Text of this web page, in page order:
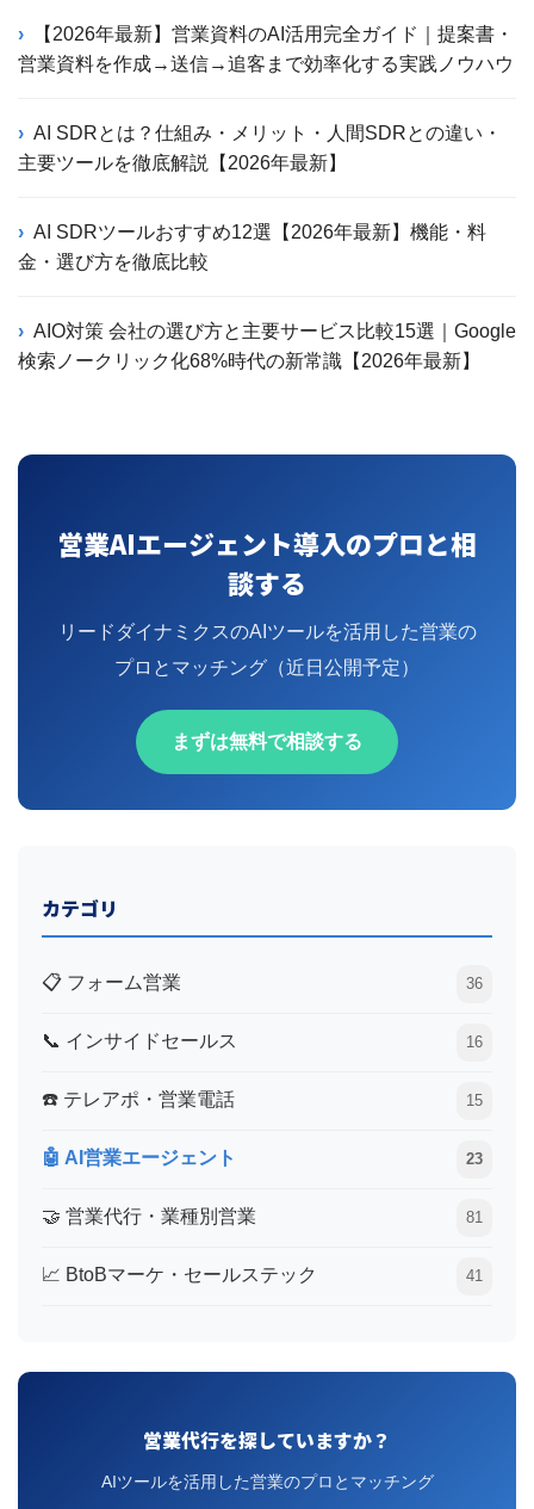
【2026年最新】営業資料のAI活用完全ガイド｜提案書・
営業資料を作成→送信→追客まで効率化する実践ノウハウ
AI SDRとは？仕組み・メリット・人間SDRとの違い・
主要ツールを徹底解説【2026年最新】
AI SDRツールおすすめ12選【2026年最新】機能・料
金・選び方を徹底比較
AIO対策 会社の選び方と主要サービス比較15選｜Google
検索ノークリック化68%時代の新常識【2026年最新】
営業AIエージェント導入のプロと相
談する
リードダイナミクスのAIツールを活用した営業の
プロとマッチング（近日公開予定）
まずは無料で相談する
カテゴリ
📋 フォーム営業 36
📞 インサイドセールス 16
☎️ テレアポ・営業電話 15
🤖 AI営業エージェント 23
🤝 営業代行・業種別営業 81
📈 BtoBマーケ・セールステック 41
営業代行を探していますか？
AIツールを活用した営業のプロとマッチング